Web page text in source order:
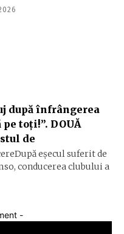
după înfrângerea
toți!”. DOUĂ
de
eșecul suferit de
conducerea clubului a
-